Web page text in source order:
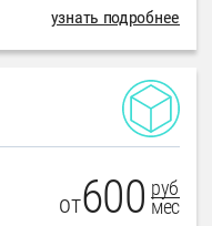
узнать подробнее
от600 руб
мес